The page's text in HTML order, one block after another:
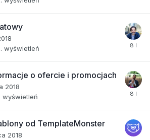
wyświetleń
o ofercie i promocjach
2018
wyświetleń
od TemplateMonster
2018